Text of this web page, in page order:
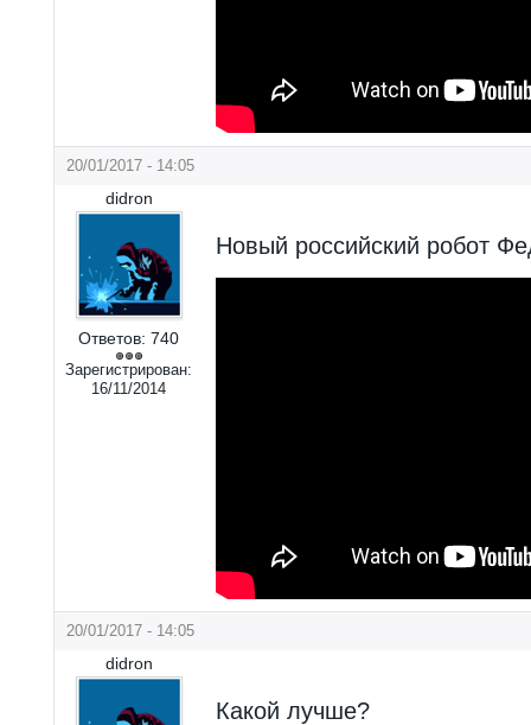
20/01/2017 - 14:05
didron
Ответов: 740
Зарегистрирован:
16/11/2014
Новый российский робот
20/01/2017 - 14:05
didron
Какой лучше?